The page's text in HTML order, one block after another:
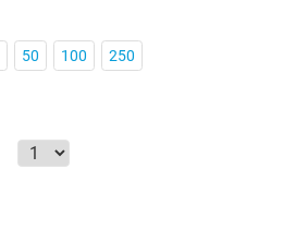
50 100 250